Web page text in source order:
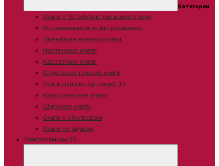
Категории
Очаги с 3D эффектом живого огня
Встраиваемые электрокамины
Линейные электроочаги
Настенные очаги
Кассетные очаги
Отдельностоящие очаги
Очаги Dimplex Opti-myst 3D
Классические очаги
Широкие очаги
Очаги с обогревом
Очаги со звуком
Электрокамины 3D